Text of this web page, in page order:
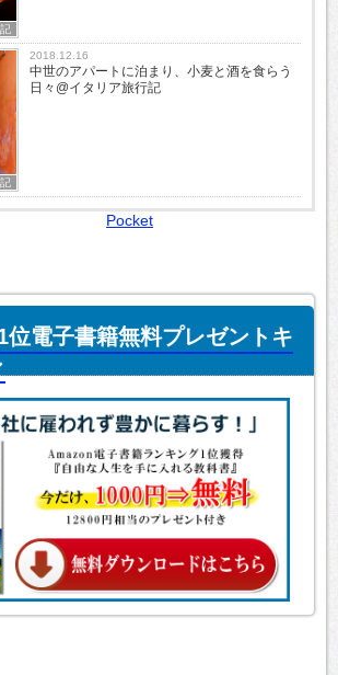
2018.12.16
中世のアパートに泊まり、小麦と酒を食らう
日々@イタリア旅行記
Pocket
位電子書籍無料プレゼントキ